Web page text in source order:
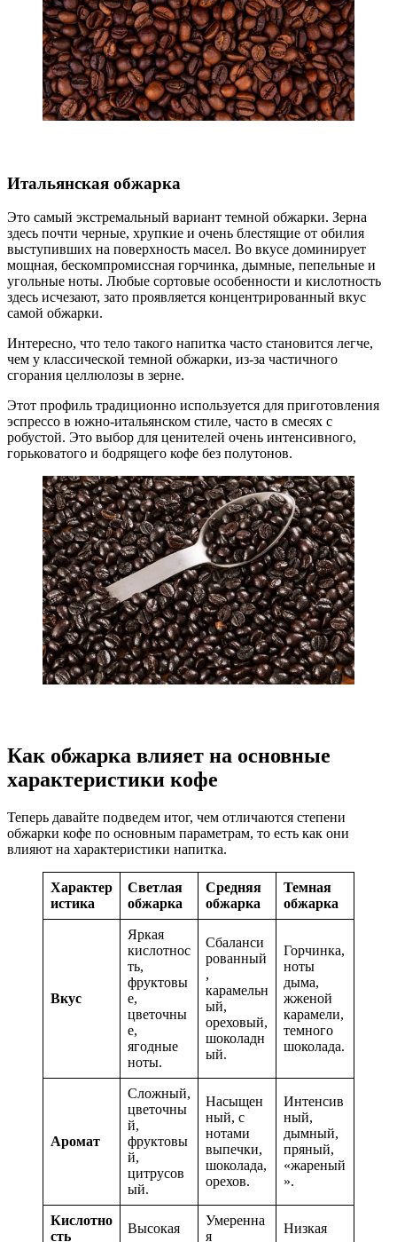
Итальянская обжарка
Это самый экстремальный вариант темной обжарки. Зерна
здесь почти черные, хрупкие и очень блестящие от обилия
выступивших на поверхность масел. Во вкусе доминирует
мощная, бескомпромиссная горчинка, дымные, пепельные и
угольные ноты. Любые сортовые особенности и кислотность
здесь исчезают, зато проявляется концентрированный вкус
самой обжарки.
Интересно, что тело такого напитка часто становится легче,
чем у классической темной обжарки, из-за частичного
сгорания целлюлозы в зерне.
Этот профиль традиционно используется для приготовления
эспрессо в южно-итальянском стиле, часто в смесях с
робустой. Это выбор для ценителей очень интенсивного,
горьковатого и бодрящего кофе без полутонов.
Как обжарка влияет на основные
характеристики кофе
Теперь давайте подведем итог, чем отличаются степени
обжарки кофе по основным параметрам, то есть как они
влияют на характеристики напитка.
Характер
истика
Светлая
обжарка
Средняя
обжарка
Темная
обжарка
Вкус
Яркая
кислотнос
ть,
фруктовы
е,
цветочны
е,
ягодные
ноты.
Сбаланси
рованный
,
карамельн
ый,
ореховый,
шоколадн
ый.
Горчинка,
ноты
дыма,
жженой
карамели,
темного
шоколада.
Аромат
Сложный,
цветочны
й,
фруктовы
й,
цитрусов
ый.
Насыщен
ный, с
нотами
выпечки,
шоколада,
орехов.
Интенсив
ный,
дымный,
пряный,
«жареный
».
Кислотно
сть
Высокая
Умеренна
я
Низкая